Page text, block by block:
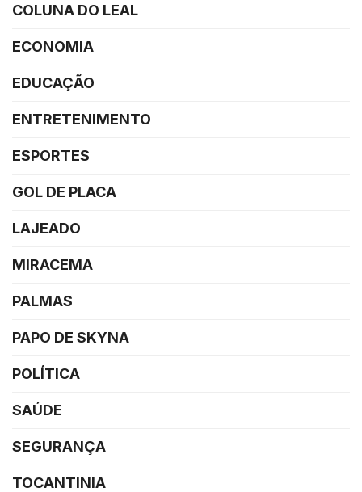
COLUNA DO LEAL
ECONOMIA
EDUCAÇÃO
ENTRETENIMENTO
ESPORTES
GOL DE PLACA
LAJEADO
MIRACEMA
PALMAS
PAPO DE SKYNA
POLÍTICA
SAÚDE
SEGURANÇA
TOCANTINIA